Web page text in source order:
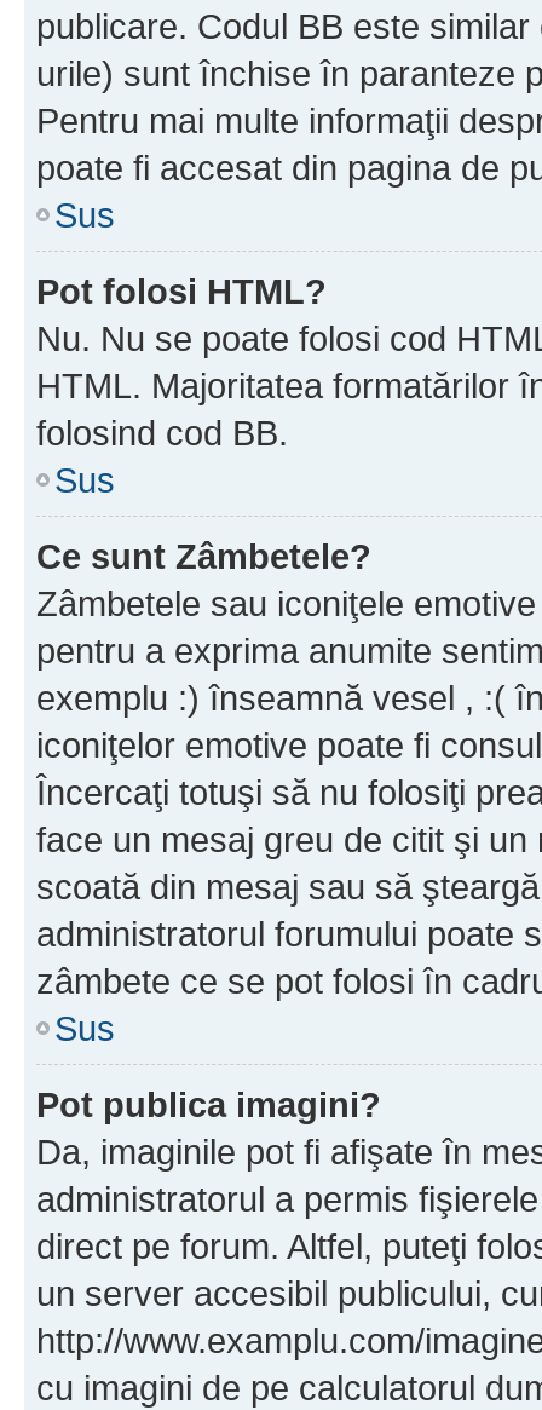
publicare. Codul BB este
urile) sunt închise în paranteze
Pentru mai multe informaţii
poate fi accesat din pagina de
Sus
Pot folosi HTML?
Nu. Nu se poate folosi cod
HTML. Majoritatea formatărilor
folosind cod BB.
Sus
Ce sunt Zâmbetele?
Zâmbetele sau iconiţele
pentru a exprima anumite
exemplu :) înseamnă vesel , :(
iconiţelor emotive poate fi
Încercaţi totuşi să nu folosiţi
face un mesaj greu de citit şi
scoată din mesaj sau să
administratorul forumului poate
zâmbete ce se pot folosi în
Sus
Pot publica imagini?
Da, imaginile pot fi afişate în
administratorul a permis
direct pe forum. Altfel, puteţi
un server accesibil publicului,
http://www.examplu.com/
cu imagini de pe calculatorul